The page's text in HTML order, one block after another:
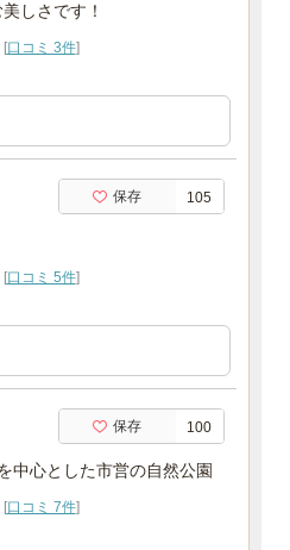
しさです！
[口コミ 3件]
保存 105
[口コミ 5件]
保存 100
中心とした市営の自然公園
[口コミ 7件]